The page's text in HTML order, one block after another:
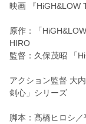
映画 『HiGH&LOW
原作：「
HIRO
監督：久保茂昭 「
アクション監督 大
剣心」シリーズ
脚本：髙橋ヒロシ